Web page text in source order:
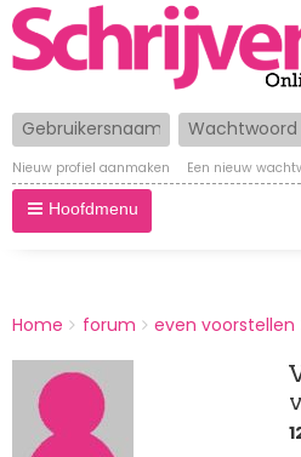
Gebruikersnaam Wachtwoord
Nieuw profiel aanmaken Een nieuw
Hoofdmenu
BREADCRUMBS
You
here:
Home forum even voorstellen